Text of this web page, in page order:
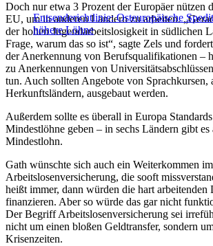
Entsenderichtlinie: Osteuropäische
höhere Löhne
Doch nur etwa 3 Prozent der Europäer nützen
EU, um in anderen Ländern zu arbeiten.
der hohen Jugendarbeitslosigkeit in südlichen
Frage, warum das so ist“, sagte Zels und
der Anerkennung von Berufsqualifikationen –
zu Anerkennungen von
tun. Auch sollten Angebote von Sprachkursen,
Herkunftsländern, ausgebaut werden.
Außerdem sollte es überall in Europa
Mindestlöhne geben – in sechs Ländern gibt
Mindestlohn.
Gath wünschte sich auch ein Weiterkommen
Arbeitslosenversicherung, die sooft
heißt immer, dann würden die hart arbeitenden
finanzieren. Aber so würde das gar nicht
Der Begriff Arbeitslosenversicherung sei
nicht um einen bloßen Geldtransfer, sondern
Krisenzeiten.